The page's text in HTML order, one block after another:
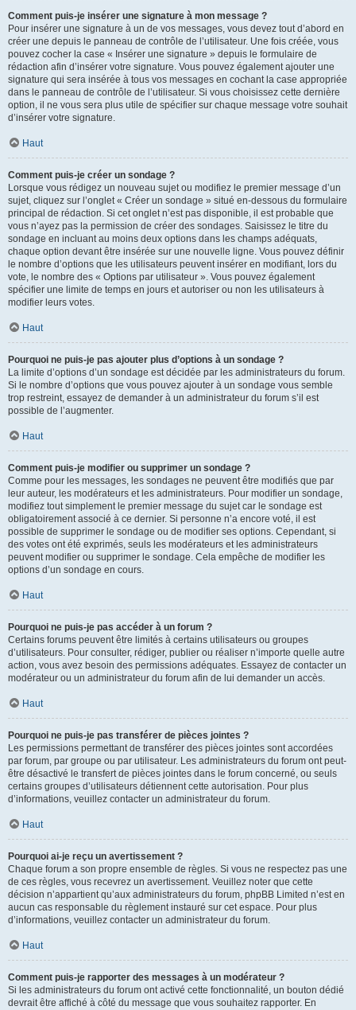
Comment puis-je insérer une signature à mon message ?
Pour insérer une signature à un de vos messages, vous devez tout d’abord en
créer une depuis le panneau de contrôle de l’utilisateur. Une fois créée, vous
pouvez cocher la case « Insérer une signature » depuis le formulaire de
rédaction afin d’insérer votre signature. Vous pouvez également ajouter une
signature qui sera insérée à tous vos messages en cochant la case appropriée
dans le panneau de contrôle de l’utilisateur. Si vous choisissez cette dernière
option, il ne vous sera plus utile de spécifier sur chaque message votre souhait
d’insérer votre signature.
Haut
Comment puis-je créer un sondage ?
Lorsque vous rédigez un nouveau sujet ou modifiez le premier message d’un
sujet, cliquez sur l’onglet « Créer un sondage » situé en-dessous du formulaire
principal de rédaction. Si cet onglet n’est pas disponible, il est probable que
vous n’ayez pas la permission de créer des sondages. Saisissez le titre du
sondage en incluant au moins deux options dans les champs adéquats,
chaque option devant être insérée sur une nouvelle ligne. Vous pouvez définir
le nombre d’options que les utilisateurs peuvent insérer en modifiant, lors du
vote, le nombre des « Options par utilisateur ». Vous pouvez également
spécifier une limite de temps en jours et autoriser ou non les utilisateurs à
modifier leurs votes.
Haut
Pourquoi ne puis-je pas ajouter plus d’options à un sondage ?
La limite d’options d’un sondage est décidée par les administrateurs du forum.
Si le nombre d’options que vous pouvez ajouter à un sondage vous semble
trop restreint, essayez de demander à un administrateur du forum s’il est
possible de l’augmenter.
Haut
Comment puis-je modifier ou supprimer un sondage ?
Comme pour les messages, les sondages ne peuvent être modifiés que par
leur auteur, les modérateurs et les administrateurs. Pour modifier un sondage,
modifiez tout simplement le premier message du sujet car le sondage est
obligatoirement associé à ce dernier. Si personne n’a encore voté, il est
possible de supprimer le sondage ou de modifier ses options. Cependant, si
des votes ont été exprimés, seuls les modérateurs et les administrateurs
peuvent modifier ou supprimer le sondage. Cela empêche de modifier les
options d’un sondage en cours.
Haut
Pourquoi ne puis-je pas accéder à un forum ?
Certains forums peuvent être limités à certains utilisateurs ou groupes
d’utilisateurs. Pour consulter, rédiger, publier ou réaliser n’importe quelle autre
action, vous avez besoin des permissions adéquates. Essayez de contacter un
modérateur ou un administrateur du forum afin de lui demander un accès.
Haut
Pourquoi ne puis-je pas transférer de pièces jointes ?
Les permissions permettant de transférer des pièces jointes sont accordées
par forum, par groupe ou par utilisateur. Les administrateurs du forum ont peut-
être désactivé le transfert de pièces jointes dans le forum concerné, ou seuls
certains groupes d’utilisateurs détiennent cette autorisation. Pour plus
d’informations, veuillez contacter un administrateur du forum.
Haut
Pourquoi ai-je reçu un avertissement ?
Chaque forum a son propre ensemble de règles. Si vous ne respectez pas une
de ces règles, vous recevrez un avertissement. Veuillez noter que cette
décision n’appartient qu’aux administrateurs du forum, phpBB Limited n’est en
aucun cas responsable du règlement instauré sur cet espace. Pour plus
d’informations, veuillez contacter un administrateur du forum.
Haut
Comment puis-je rapporter des messages à un modérateur ?
Si les administrateurs du forum ont activé cette fonctionnalité, un bouton dédié
devrait être affiché à côté du message que vous souhaitez rapporter. En